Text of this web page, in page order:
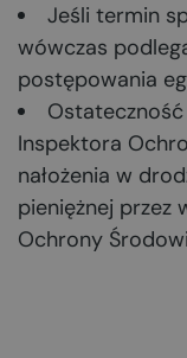
Jeśli termin
wówczas
postępowania
Inspektora
nałożenia w
pieniężnej przez
Ochrony